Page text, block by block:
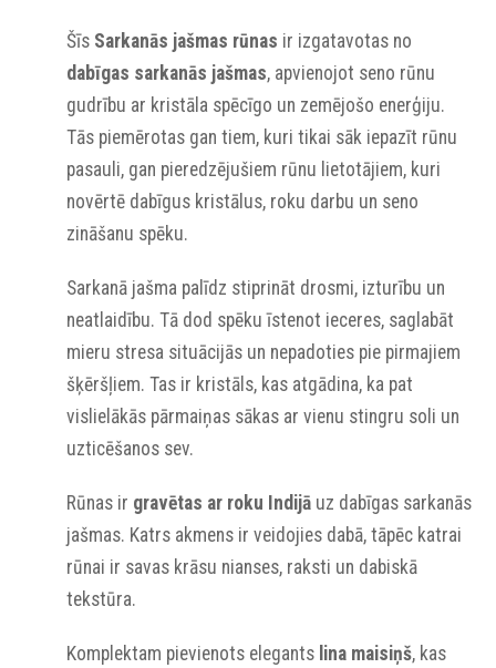
Šīs Sarkanās jašmas rūnas ir izgatavotas no
dabīgas sarkanās jašmas, apvienojot seno rūnu
gudrību ar kristāla spēcīgo un zemējošo enerģiju.
Tās piemērotas gan tiem, kuri tikai sāk iepazīt rūnu
pasauli, gan pieredzējušiem rūnu lietotājiem, kuri
novērtē dabīgus kristālus, roku darbu un seno
zināšanu spēku.
Sarkanā jašma palīdz stiprināt drosmi, izturību un
neatlaidību. Tā dod spēku īstenot ieceres, saglabāt
mieru stresa situācijās un nepadoties pie pirmajiem
šķēršļiem. Tas ir kristāls, kas atgādina, ka pat
vislielākās pārmaiņas sākas ar vienu stingru soli un
uzticēšanos sev.
Rūnas ir gravētas ar roku Indijā uz dabīgas sarkanās
jašmas. Katrs akmens ir veidojies dabā, tāpēc katrai
rūnai ir savas krāsu nianses, raksti un dabiskā
tekstūra.
Komplektam pievienots elegants lina maisiņš, kas